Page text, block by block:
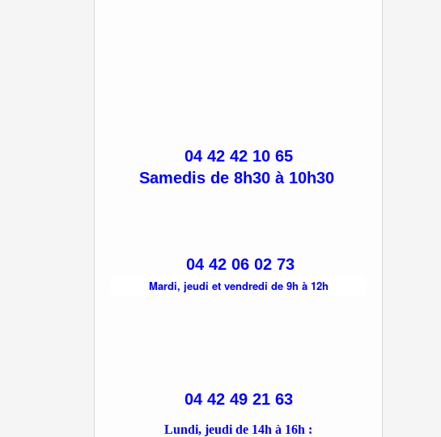
04 42 42 10 65
Samedis de 8h30 à 10h30
04 42 06 02 73
Mardi, jeudi et vendredi de 9h à 12h
04 42 49 21 63
Lundi, jeudi de 14h à 16h :